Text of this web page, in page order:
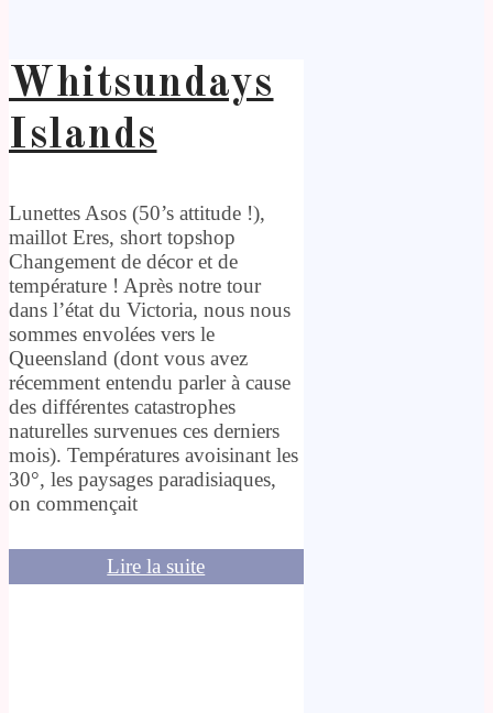
Whitsundays
Islands
Lunettes Asos (50’s attitude !),
maillot Eres, short topshop
Changement de décor et de
température ! Après notre tour
dans l’état du Victoria, nous nous
sommes envolées vers le
Queensland (dont vous avez
récemment entendu parler à cause
des différentes catastrophes
naturelles survenues ces derniers
mois). Températures avoisinant les
30°, les paysages paradisiaques,
on commençait
Lire la suite